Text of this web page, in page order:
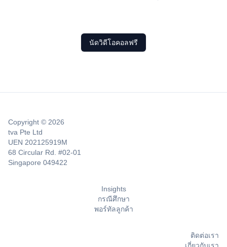
นัดวิดีโอคอลฟรี
Copyright © 2026
tva Pte Ltd
UEN 202125919M
68 Circular Rd. #02-01
Singapore 049422
Insights
กรณีศึกษา
พอร์ทัลลูกค้า
ติดต่อเรา